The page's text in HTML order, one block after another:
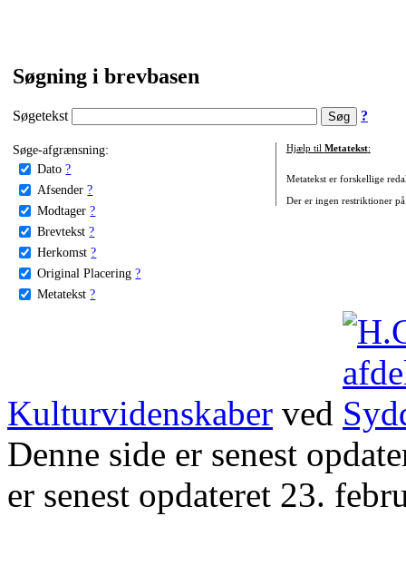
Søgning i brevbasen
Søgetekst ?
Søge-afgrænsning:
Dato ?
Afsender ?
Modtager ?
Brevtekst ?
Herkomst ?
Original Placering ?
Metatekst ?
Hjælp til Metatekst:
Metatekst er forskellige
Der er ingen restriktioner
Kulturvidenskaber ved
Denne side er senest
er senest opdateret 23.